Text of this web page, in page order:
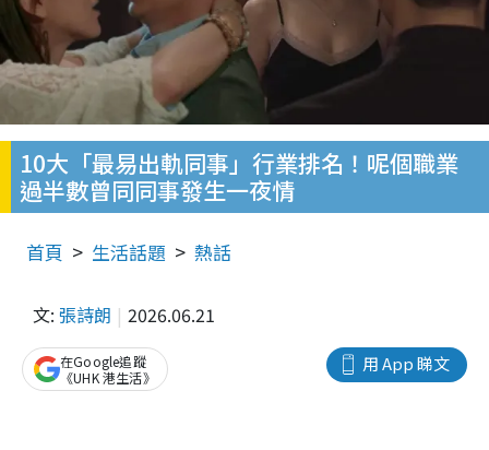
10大「最易出軌同事」行業排名！呢個職業
過半數曾同同事發生一夜情
首頁 生活話題 熱話
文: 張詩朗 2026.06.21
用 App 睇文
在Google追蹤
《UHK 港生活》